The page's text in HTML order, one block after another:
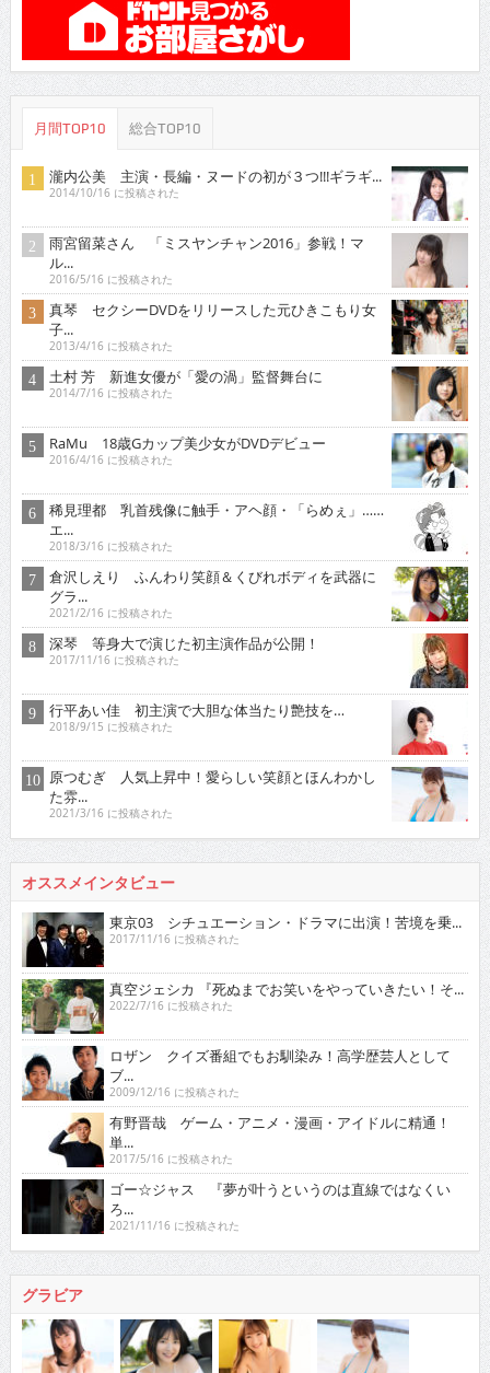
月間TOP10 総合TOP10
瀧内公美 主演・長編・ヌードの初が３つ!!!ギラギ...
2014/10/16 に投稿された
雨宮留菜さん 「ミスヤンチャン2016」参戦！マ
ル...
2016/5/16 に投稿された
真琴 セクシーDVDをリリースした元ひきこもり女
子...
2013/4/16 に投稿された
土村 芳 新進女優が「愛の渦」監督舞台に
2014/7/16 に投稿された
RaMu 18歳Gカップ美少女がDVDデビュー
2016/4/16 に投稿された
稀見理都 乳首残像に触手・アヘ顔・「らめぇ」……
エ...
2018/3/16 に投稿された
倉沢しえり ふんわり笑顔＆くびれボディを武器に
グラ...
2021/2/16 に投稿された
深琴 等身大で演じた初主演作品が公開！
2017/11/16 に投稿された
行平あい佳 初主演で大胆な体当たり艶技を…
2018/9/15 に投稿された
原つむぎ 人気上昇中！愛らしい笑顔とほんわかし
た雰...
2021/3/16 に投稿された
オススメインタビュー
東京03 シチュエーション・ドラマに出演！苦境を乗...
2017/11/16 に投稿された
真空ジェシカ 『死ぬまでお笑いをやっていきたい！そ...
2022/7/16 に投稿された
ロザン クイズ番組でもお馴染み！高学歴芸人として
ブ...
2009/12/16 に投稿された
有野晋哉 ゲーム・アニメ・漫画・アイドルに精通！
単...
2017/5/16 に投稿された
ゴー☆ジャス 『夢が叶うというのは直線ではなくい
ろ...
2021/11/16 に投稿された
グラビア